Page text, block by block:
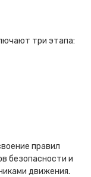
три этапа:
правил
безопасности и
движения.